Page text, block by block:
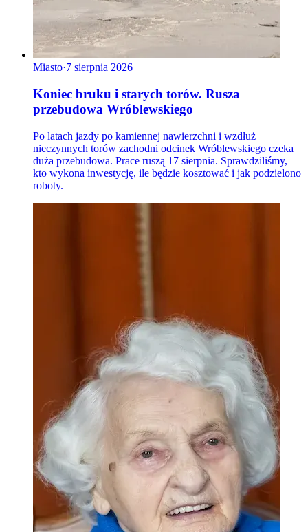
Miasto·7 sierpnia 2026
Koniec bruku i starych torów. Rusza
przebudowa Wróblewskiego
Po latach jazdy po kamiennej nawierzchni i wzdłuż
nieczynnych torów zachodni odcinek Wróblewskiego czeka
duża przebudowa. Prace ruszą 17 sierpnia. Sprawdziliśmy,
kto wykona inwestycję, ile będzie kosztować i jak podzielono
roboty.